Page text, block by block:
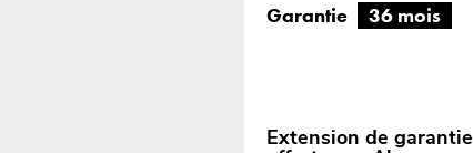
Garantie 36 mois
Extension de garantie